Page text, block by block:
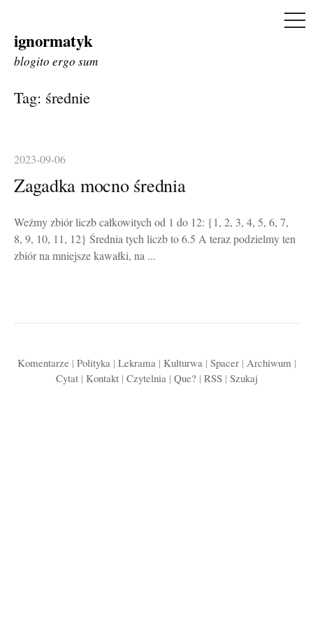
Skip
to
ignormatyk
blogito ergo sum
Tag: średnie
2023-09-06
Zagadka mocno średnia
Weźmy zbiór liczb całkowitych od 1 do 12: {1, 2, 3, 4, 5, 6, 7,
8, 9, 10, 11, 12} Średnia tych liczb to 6.5 A teraz podzielmy ten
zbiór na mniejsze kawałki, na ...
Komentarze | Polityka| Lekrama| Kulturwa| Spacer| Archiwum |
Cytat| Kontakt| Czytelnia| Que? | RSS| Szukaj